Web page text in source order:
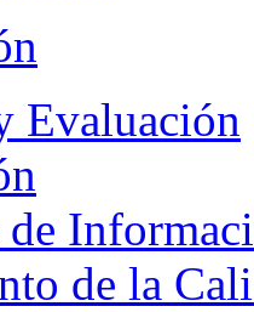
Evaluación
de
de la